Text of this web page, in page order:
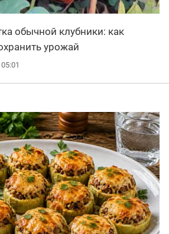
обычной клубники: как
урожай